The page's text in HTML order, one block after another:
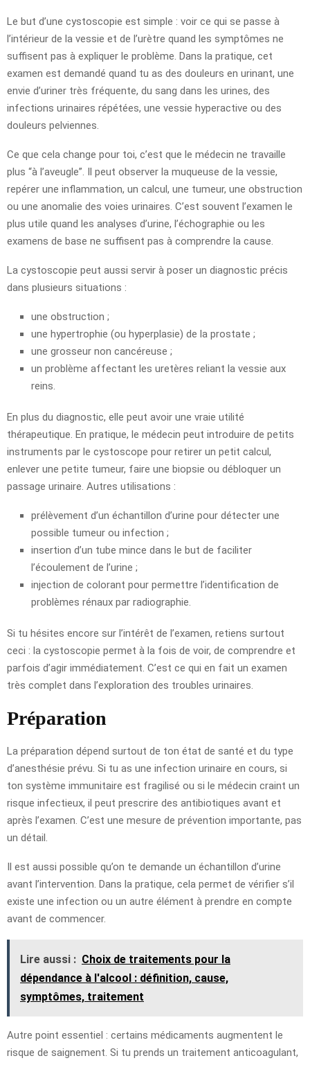
Le but d’une cystoscopie est simple : voir ce qui se passe à
l’intérieur de la vessie et de l’urètre quand les symptômes ne
suffisent pas à expliquer le problème. Dans la pratique, cet
examen est demandé quand tu as des douleurs en urinant, une
envie d’uriner très fréquente, du sang dans les urines, des
infections urinaires répétées, une vessie hyperactive ou des
douleurs pelviennes.
Ce que cela change pour toi, c’est que le médecin ne travaille
plus “à l’aveugle”. Il peut observer la muqueuse de la vessie,
repérer une inflammation, un calcul, une tumeur, une obstruction
ou une anomalie des voies urinaires. C’est souvent l’examen le
plus utile quand les analyses d’urine, l’échographie ou les
examens de base ne suffisent pas à comprendre la cause.
La cystoscopie peut aussi servir à poser un diagnostic précis
dans plusieurs situations :
une obstruction ;
une hypertrophie (ou hyperplasie) de la prostate ;
une grosseur non cancéreuse ;
un problème affectant les uretères reliant la vessie aux
reins.
En plus du diagnostic, elle peut avoir une vraie utilité
thérapeutique. En pratique, le médecin peut introduire de petits
instruments par le cystoscope pour retirer un petit calcul,
enlever une petite tumeur, faire une biopsie ou débloquer un
passage urinaire. Autres utilisations :
prélèvement d’un échantillon d’urine pour détecter une
possible tumeur ou infection ;
insertion d’un tube mince dans le but de faciliter
l’écoulement de l’urine ;
injection de colorant pour permettre l’identification de
problèmes rénaux par radiographie.
Si tu hésites encore sur l’intérêt de l’examen, retiens surtout
ceci : la cystoscopie permet à la fois de voir, de comprendre et
parfois d’agir immédiatement. C’est ce qui en fait un examen
très complet dans l’exploration des troubles urinaires.
Préparation
La préparation dépend surtout de ton état de santé et du type
d’anesthésie prévu. Si tu as une infection urinaire en cours, si
ton système immunitaire est fragilisé ou si le médecin craint un
risque infectieux, il peut prescrire des antibiotiques avant et
après l’examen. C’est une mesure de prévention importante, pas
un détail.
Il est aussi possible qu’on te demande un échantillon d’urine
avant l’intervention. Dans la pratique, cela permet de vérifier s’il
existe une infection ou un autre élément à prendre en compte
avant de commencer.
Lire aussi : Choix de traitements pour la
dépendance à l'alcool : définition, cause,
symptômes, traitement
Autre point essentiel : certains médicaments augmentent le
risque de saignement. Si tu prends un traitement anticoagulant,